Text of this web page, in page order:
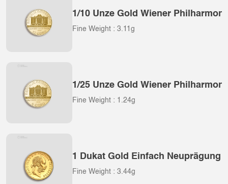
1/10 Unze Gold Wiener
Fine Weight : 3.11g
1/25 Unze Gold Wiener
Fine Weight : 1.24g
1 Dukat Gold Einfach Neuprägung
Fine Weight : 3.44g